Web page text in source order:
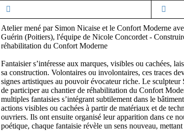
Atelier mené par Simon Nicaise et le Confort Moderne
Guérin (Poitiers), l'équipe de Nicole Concordet -
réhabilitation du Confort Moderne
Fantaisier s’intéresse aux marques, visibles ou cachées,
sa construction. Volontaires ou involontaires, ces traces
signes artistiques au pouvoir évocateur riche. Le sculpteur
de participer au chantier de réhabilitation du Confort
multiples fantaisies s’intégrant subtilement dans le
actions visibles ou cachées à partir de matériaux et de
ouvriers. Ils ont ensuite organisé leur apparition dans ce
poétique, chaque fantaisie révèle un sens nouveau,